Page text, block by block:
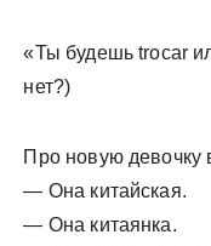
«Ты будешь trocar
нет?)
Про новую девочку
— Она китайская.
— ‎Она китаянка.